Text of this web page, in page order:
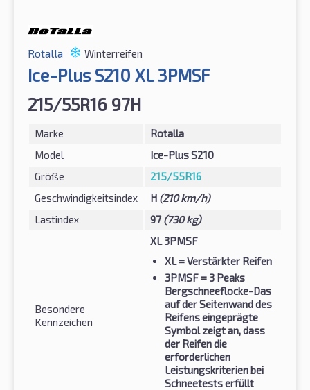
Rotalla Winterreifen
Ice-Plus S210 XL 3PMSF
215/55R16 97H
Marke
Rotalla
Model
Ice-Plus S210
Größe
215/55R16
Geschwindigkeitsindex
H (210 km/h)
Lastindex
97 (730 kg)
Besondere
Kennzeichen
XL 3PMSF
XL= Verstärkter Reifen
3PMSF = 3 Peaks
Bergschneeflocke-Das
auf der Seitenwand des
Reifens eingeprägte
Symbol zeigt an, dass
der Reifen die
erforderlichen
Leistungskriterien bei
Schneetests erfüllt